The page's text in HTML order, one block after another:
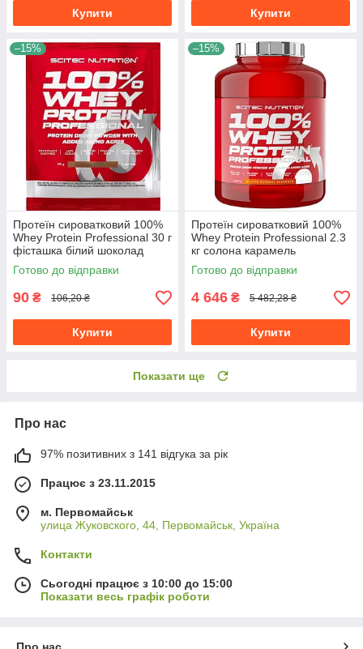
Купити Купити
–15%
Протеїн сироватковий 100%
Whey Protein Professional 30 г
фісташка білий шоколад
Готово до відправки
90 ₴ 106,20 ₴
Купити
–15%
Протеїн сироватковий 100%
Whey Protein Professional 2.3
кг солона карамель
Готово до відправки
4 646 ₴ 5 482,28 ₴
Купити
Показати ще
Про нас
97% позитивних з 141 відгука за рік
Працює з 23.11.2015
м. Первомайськ
улица Жуковского, 44, Первомайськ, Україна
Контакти
Сьогодні працює з 10:00 до 15:00
Показати весь графік роботи